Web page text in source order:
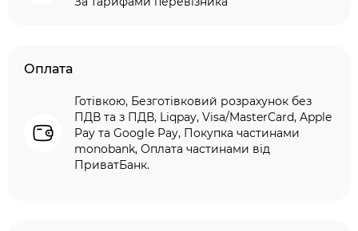
Оплата
Готівкою, Безготівковий розрахунок без
ПДВ та з ПДВ, Liqpay, Visa/MasterCard, Apple
Pay та Google Pay, Покупка частинами
monobank, Оплата частинами від
ПриватБанк.